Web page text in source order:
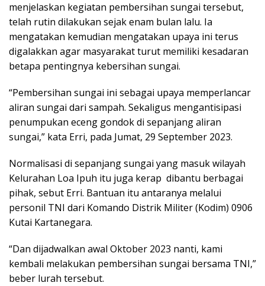
menjelaskan kegiatan pembersihan sungai tersebut,
telah rutin dilakukan sejak enam bulan lalu. Ia
mengatakan kemudian mengatakan upaya ini terus
digalakkan agar masyarakat turut memiliki kesadaran
betapa pentingnya kebersihan sungai.
“Pembersihan sungai ini sebagai upaya memperlancar
aliran sungai dari sampah. Sekaligus mengantisipasi
penumpukan eceng gondok di sepanjang aliran
sungai,” kata Erri, pada Jumat, 29 September 2023.
Normalisasi di sepanjang sungai yang masuk wilayah
Kelurahan Loa Ipuh itu juga kerap dibantu berbagai
pihak, sebut Erri. Bantuan itu antaranya melalui
personil TNI dari Komando Distrik Militer (Kodim) 0906
Kutai Kartanegara.
“Dan dijadwalkan awal Oktober 2023 nanti, kami
kembali melakukan pembersihan sungai bersama TNI,”
beber lurah tersebut.